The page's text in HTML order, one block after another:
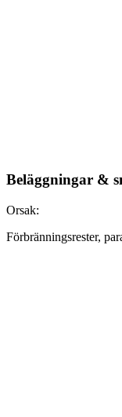
Beläggningar &
Orsak:
Förbränningsrester,